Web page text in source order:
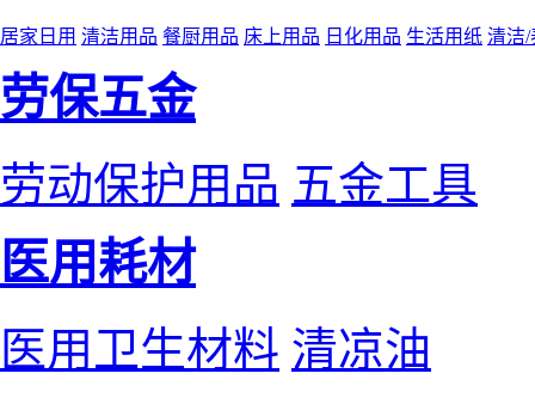
居家日用 清洁用品 餐厨用品 床上用品 日化用品 生活用纸 清洁/
劳保五金
劳动保护用品 五金工具
医用耗材
医用卫生材料 清凉油